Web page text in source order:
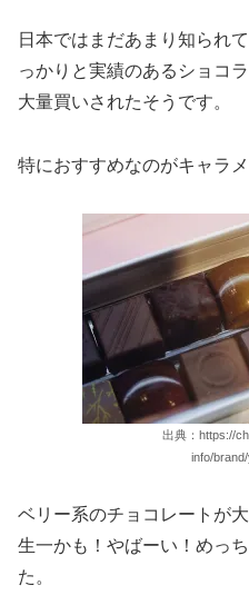
日本ではまだあまり知られ
っかりと実績のあるショコ
大量買いされたそうです。
特におすすめなのがキャラ
出典：https://
info/
ベリー系のチョコレートが
生一かも！やばーい！めっ
た。